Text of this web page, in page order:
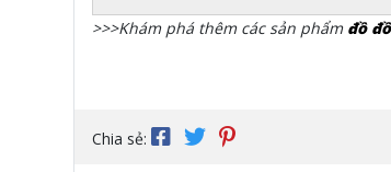
>>>Khám phá thêm các sản phẩm đồ
Chia sẻ: